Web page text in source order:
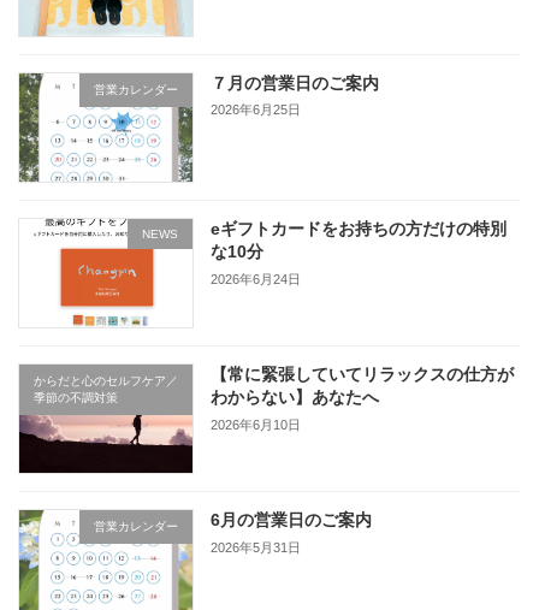
営業カレンダー ７月の営業日のご案内
2026年6月25日
NEWS
eギフトカードをお持ちの方だけの特別
な10分
2026年6月24日
からだと心のセルフケア／
季節の不調対策
【常に緊張していてリラックスの仕方が
わからない】あなたへ
2026年6月10日
営業カレンダー 6月の営業日のご案内
2026年5月31日